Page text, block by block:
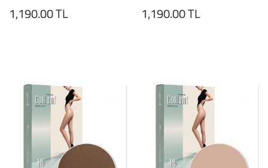
1,190.00 TL 1,190.00 TL